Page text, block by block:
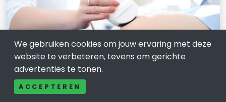
GEZONDHEIDSZORG EN WELZIJNSZORG
Verloskundige zorg in Rijswijk: rustig
oriënteren bij een
We gebruiken cookies om jouw ervaring met deze
website te verbeteren, tevens om gerichte
advertenties te tonen.
ACCEPTEREN